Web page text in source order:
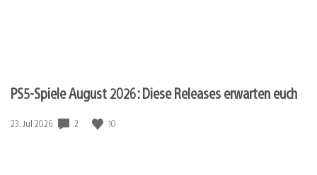
PS5-Spiele August 2026: Diese Releases erwarten euch
Veröffentlichungsdatum:
23. Jul 2026 2 10